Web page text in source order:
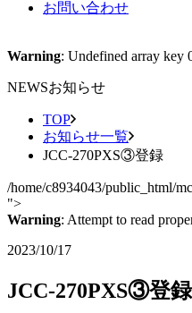
お問い合わせ
Warning: Undefined array key
NEWSお知らせ
TOP
お知らせ一覧
JCC-270PXS③登録
/home/c8934043/public_html/
">
Warning: Attempt to read
2023/10/17
JCC-270PXS③登録